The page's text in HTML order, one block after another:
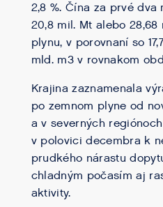
2,8 %. Čína za prvé
20,8 mil. Mt alebo 28,68
plynu, v porovnaní so
mld. m3 v rovnakom
Krajina zaznamenala
po zemnom plyne od
a v severných
v polovici decembra k
prudkého nárastu
chladným počasím aj
aktivity.